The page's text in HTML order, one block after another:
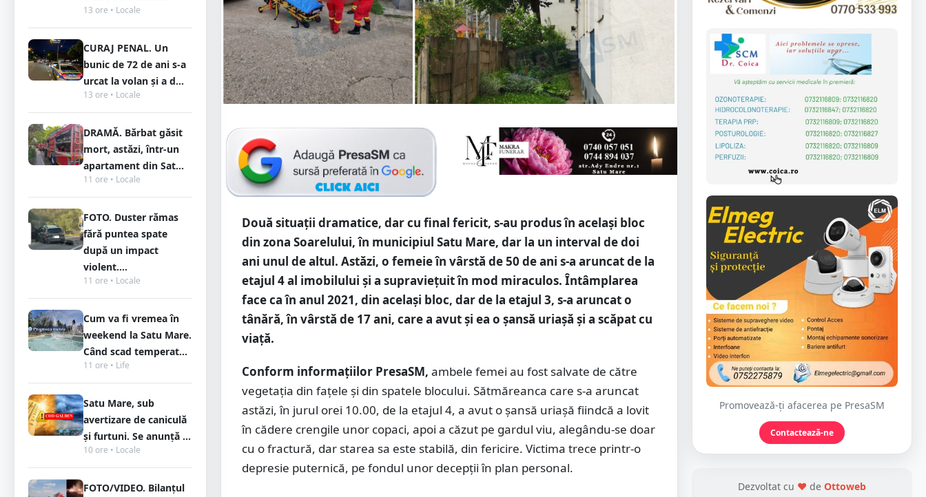
13 ore • Locale
CURAJ PENAL. Un
bunic de 72 de ani s-a
urcat la volan și a d...
13 ore • Locale
DRAMĂ. Bărbat găsit
mort, astăzi, într-un
apartament din Sat...
11 ore • Locale
FOTO. Duster rămas
fără puntea spate
după un impact
violent....
11 ore • Locale
Cum va fi vremea în
weekend la Satu Mare.
Când scad temperat...
11 ore • Life
Satu Mare, sub
avertizare de caniculă
și furtuni. Se anunță ...
10 ore • Locale
FOTO/VIDEO. Bilanțul
Două situații dramatice, dar cu final fericit, s-au produs în același bloc
din zona Soarelului, în municipiul Satu Mare, dar la un interval de doi
ani unul de altul. Astăzi, o femeie în vârstă de 50 de ani s-a aruncat de la
etajul 4 al imobilului și a supraviețuit în mod miraculos. Întâmplarea
face ca în anul 2021, din același bloc, dar de la etajul 3, s-a aruncat o
tânără, în vârstă de 17 ani, care a avut și ea o șansă uriașă și a scăpat cu
viață.
Conform informațiilor PresaSM, ambele femei au fost salvate de către
vegetația din fațele și din spatele blocului. Sătmăreanca care s-a aruncat
astăzi, în jurul orei 10.00, de la etajul 4, a avut o șansă uriașă fiindcă a lovit
în cădere crengile unor copaci, apoi a căzut pe gardul viu, alegându-se doar
cu o fractură, dar starea sa este stabilă, din fericire. Victima trece printr-o
depresie puternică, pe fondul unor decepții în plan personal.
Promovează-ți afacerea pe PresaSM
Contactează-ne
Dezvoltat cu ❤ de Ottoweb